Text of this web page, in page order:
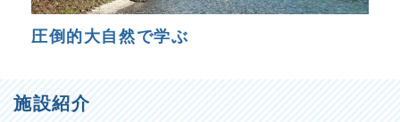
圧倒的大自然で学ぶ
施設紹介